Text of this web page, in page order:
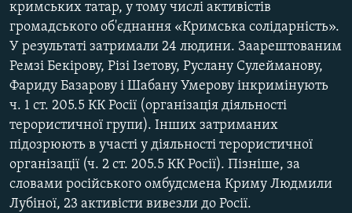
кримських татар, у тому числі активістів
громадського об'єднання «Кримська солідарність».
У результаті затримали 24 людини. Заарештованим
Ремзі Бекірову, Різі Ізетову, Руслану Сулейманову,
Фариду Базарову і Шабану Умерову інкримінують
ч. 1 ст. 205.5 КК Росії (організація діяльності
терористичної групи). Інших затриманих
підозрюють в участі у діяльності терористичної
організації (ч. 2 ст. 205.5 КК Росії). Пізніше, за
словами російського омбудсмена Криму Людмили
Лубіної, 23 активісти вивезли до Росії.